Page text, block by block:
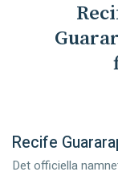
Recife
Det officiella